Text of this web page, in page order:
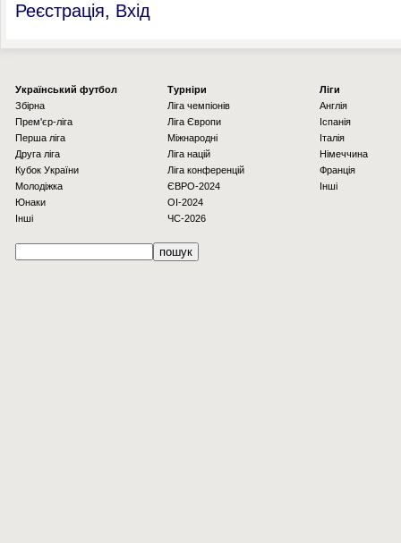
Реєстрація, Вхід
Українcький футбол
Збірна
Прем'єр-ліга
Перша ліга
Друга ліга
Кубок України
Молодіжка
Юнаки
Інші
Турніри
Ліга чемпіонів
Ліга Європи
Міжнародні
Ліга націй
Ліга конференцій
ЄВРО-2024
OI-2024
ЧС-2026
Ліги
Англія
Іспанія
Італія
Німеччина
Франція
Інші